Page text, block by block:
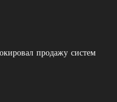
продажу систем